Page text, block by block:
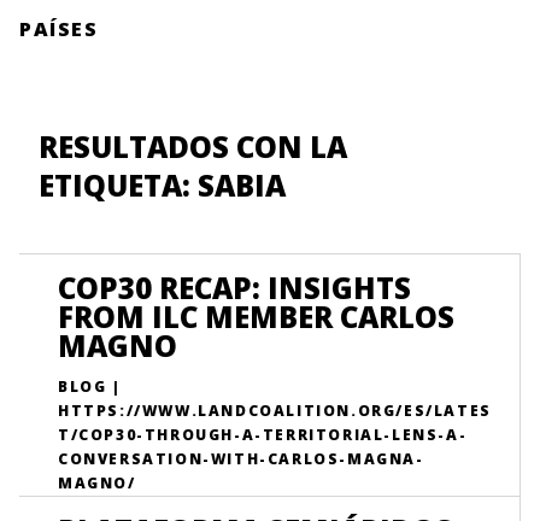
PAÍSES
RESULTADOS CON LA
ETIQUETA: SABIA
COP30 RECAP: INSIGHTS
FROM ILC MEMBER CARLOS
MAGNO
BLOG |
HTTPS://WWW.LANDCOALITION.ORG/ES/LATES
T/COP30-THROUGH-A-TERRITORIAL-LENS-A-
CONVERSATION-WITH-CARLOS-MAGNA-
MAGNO/